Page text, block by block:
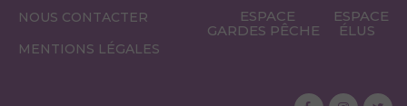
NOUS CONTACTER
MENTIONS LÉGALES
ESPACE
GARDES PÊCHE
ESPACE
ÉLUS